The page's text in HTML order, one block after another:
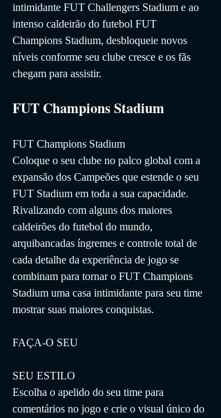
intimidante FUT Challengers Stadium e ao
intenso caldeirão do futebol FUT
Champions Stadium, desbloqueie novos
níveis conforme seu clube cresce e os fãs
chegam para assistir.
FUT Champions Stadium
FUT Champions Stadium
Coloque o seu clube no palco global com a
expansão dos Campeões que estende o seu
FUT Stadium em toda a sua capacidade.
Rivalizando com alguns dos maiores
caldeirões do futebol do mundo,
arquibancadas íngremes e controle total de
cada detalhe da experiência de jogo se
combinam para tornar o FUT Champions
Stadium uma casa intimidante para seu time
mostrar suas maiores conquistas.
FAÇA-O SEU
SEU ESTILO
Escolha o apelido do seu time para
comentários no jogo e crie o visual único do